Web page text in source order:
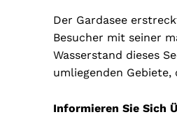
Der Gardasee
Besucher mit seiner
Wasserstand dieses
umliegenden
Informieren Sie Sich